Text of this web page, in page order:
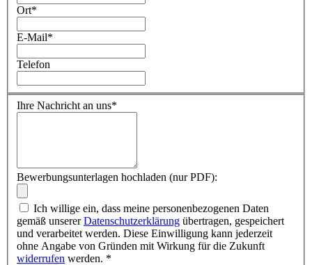
Ort*
E-Mail*
Telefon
Ihre Nachricht an uns*
Bewerbungsunterlagen hochladen (nur PDF):
Ich willige ein, dass meine personenbezogenen Daten
gemäß unsererDatenschutzerklärung übertragen, gespeichert
und verarbeitet werden. Diese Einwilligung kann jederzeit
ohne Angabe von Gründen mit Wirkung für die Zukunft
widerrufen werden. *